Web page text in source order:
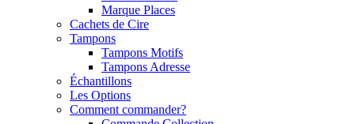
Marque Places
Cachets de Cire
Tampons
Tampons Motifs
Tampons Adresse
Échantillons
Les Options
Comment commander?